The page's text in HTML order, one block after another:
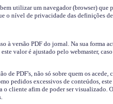
utilizar um navegador (browser) que
o nível de privacidade das definições
à versão PDF do jornal. Na sua forma
este valor é ajustado pelo webmaster,
de PDF's, não só sobre quem os acede,
pedidos excessivos de conteúdos,
o cliente afim de poder ser visualizado.